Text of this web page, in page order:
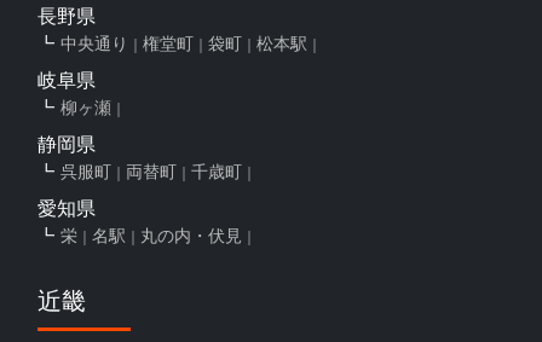
長野県
中央通り 権堂町 袋町 松本駅
岐阜県
柳ヶ瀬
静岡県
呉服町 両替町 千歳町
愛知県
栄 名駅 丸の内・伏見
近畿